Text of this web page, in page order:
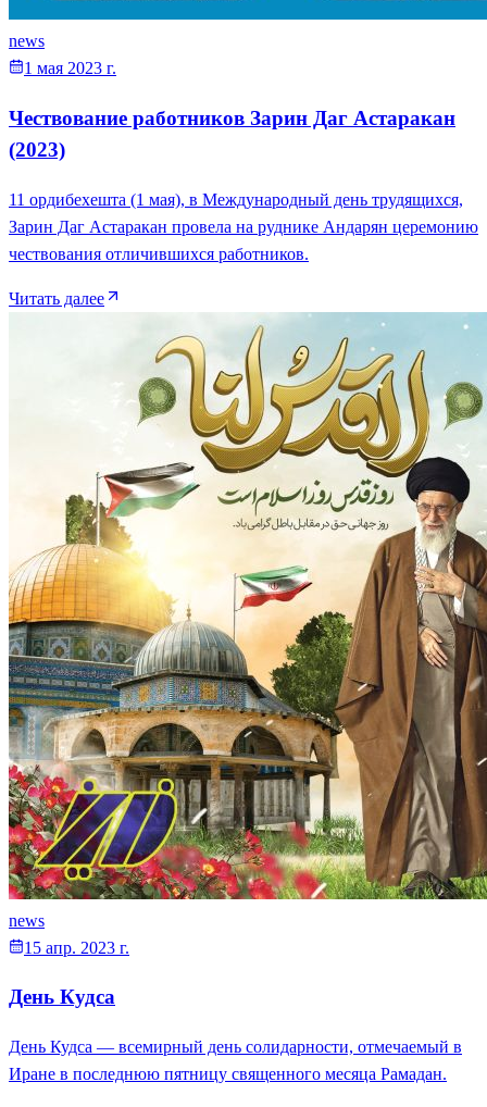
news
1 мая 2023 г.
Чествование работников Зарин Даг Астаракан
(2023)
11 ордибехешта (1 мая), в Международный день трудящихся,
Зарин Даг Астаракан провела на руднике Андарян церемонию
чествования отличившихся работников.
Читать далее
news
15 апр. 2023 г.
День Кудса
День Кудса — всемирный день солидарности, отмечаемый в
Иране в последнюю пятницу священного месяца Рамадан.